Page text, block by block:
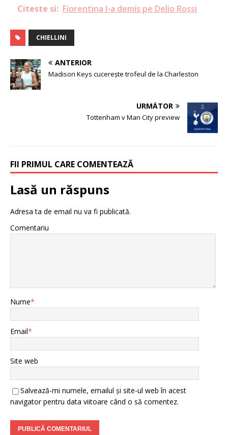
Citeste si: Fiorentina l-a demis pe Delio Rossi
CHIELLINI
ANTERIOR
Madison Keys cucerește trofeul de la Charleston
URMĂTOR
Tottenham v Man City preview
FII PRIMUL CARE COMENTEAZĂ
Lasă un răspuns
Adresa ta de email nu va fi publicată.
Comentariu
Nume*
Email*
Site web
Salvează-mi numele, emailul și site-ul web în acest
navigator pentru data viitoare când o să comentez.